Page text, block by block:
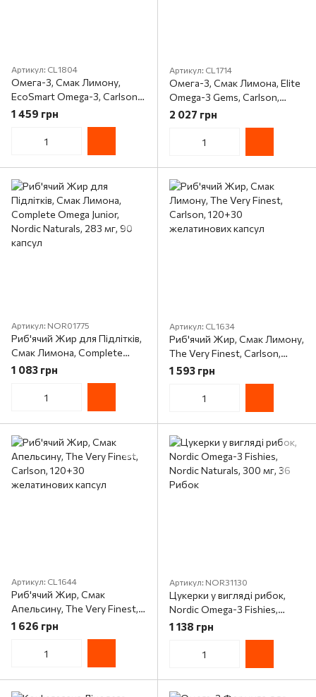
Артикул: CL1804
Омега-3, Смак Лимону,
EcoSmart Omega-3, Carlson,
90+30 желатинових капсул
1 459 грн
Артикул: CL1714
Омега-3, Смак Лимона, Elite
Omega-3 Gems, Carlson,
90+30 желатинових капсул
2 027 грн
Артикул: NOR01775
Риб'ячий Жир для Підлітків,
Смак Лимона, Complete
Omega Junior, Nordic Naturals,
283 мг, 90 капсул
1 083 грн
Артикул: CL1634
Риб'ячий Жир, Смак Лимону,
The Very Finest, Carlson,
120+30 желатинових капсул
1 593 грн
Артикул: CL1644
Риб'ячий Жир, Смак
Апельсину, The Very Finest,
Carlson, 120+30
желатинових капсул
1 626 грн
Артикул: NOR31130
Цукерки у вигляді рибок,
Nordic Omega-3 Fishies,
Nordic Naturals, 300 мг, 36
1 138 грн